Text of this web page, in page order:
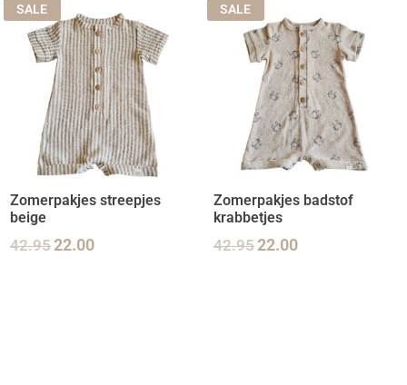
SALE
Zomerpakjes streepjes
beige
42.9522.00
SALE
Zomerpakjes badstof
krabbetjes
42.9522.00